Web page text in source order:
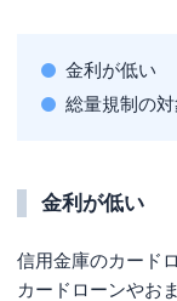
金利が低い
総量規制の
金利が低い
信用金庫のカード
カードローンやお